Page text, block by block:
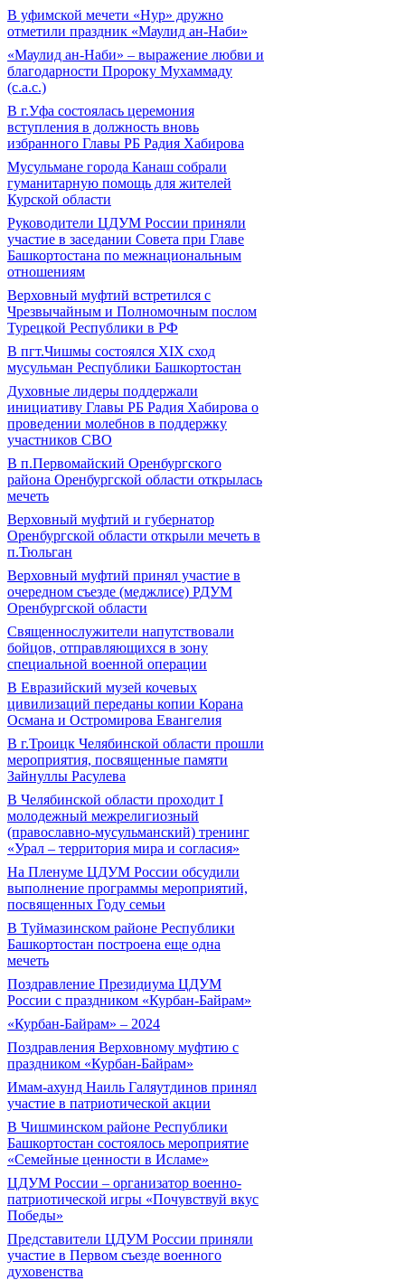
В уфимской мечети «Нур» дружно
отметили праздник «Маулид ан-Наби»
«Маулид ан-Наби» – выражение любви и
благодарности Пророку Мухаммаду
(с.а.с.)
В г.Уфа состоялась церемония
вступления в должность вновь
избранного Главы РБ Радия Хабирова
Мусульмане города Канаш собрали
гуманитарную помощь для жителей
Курской области
Руководители ЦДУМ России приняли
участие в заседании Совета при Главе
Башкортостана по межнациональным
отношениям
Верховный муфтий встретился с
Чрезвычайным и Полномочным послом
Турецкой Республики в РФ
В пгт.Чишмы состоялся XIX сход
мусульман Республики Башкортостан
Духовные лидеры поддержали
инициативу Главы РБ Радия Хабирова о
проведении молебнов в поддержку
участников СВО
В п.Первомайский Оренбургского
района Оренбургской области открылась
мечеть
Верховный муфтий и губернатор
Оренбургской области открыли мечеть в
п.Тюльган
Верховный муфтий принял участие в
очередном съезде (меджлисе) РДУМ
Оренбургской области
Священнослужители напутствовали
бойцов, отправляющихся в зону
специальной военной операции
В Евразийский музей кочевых
цивилизаций переданы копии Корана
Османа и Остромирова Евангелия
В г.Троицк Челябинской области прошли
мероприятия, посвященные памяти
Зайнуллы Расулева
В Челябинской области проходит I
молодежный межрелигиозный
(православно-мусульманский) тренинг
«Урал – территория мира и согласия»
На Пленуме ЦДУМ России обсудили
выполнение программы мероприятий,
посвященных Году семьи
В Туймазинском районе Республики
Башкортостан построена еще одна
мечеть
Поздравление Президиума ЦДУМ
России с праздником «Курбан-Байрам»
«Курбан-Байрам» – 2024
Поздравления Верховному муфтию с
праздником «Курбан-Байрам»
Имам-ахунд Наиль Галяутдинов принял
участие в патриотической акции
В Чишминском районе Республики
Башкортостан состоялось мероприятие
«Семейные ценности в Исламе»
ЦДУМ России – организатор военно-
патриотической игры «Почувствуй вкус
Победы»
Представители ЦДУМ России приняли
участие в Первом съезде военного
духовенства